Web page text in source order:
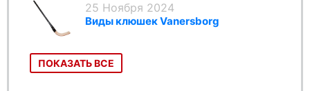
25 Ноября 2024
Виды клюшек Vanersborg
ПОКАЗАТЬ ВСЕ